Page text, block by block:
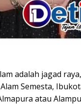
adalah jagad
Semesta,
atau